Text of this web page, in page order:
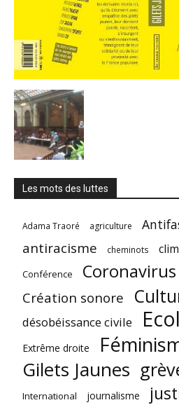
Les mots des luttes
Adama Traoré agriculture
antiracisme cheminots
Conférence Coronavirus
Création sonore
désobéissance civile
Extrême droite
Gilets Jaunes
International journalisme